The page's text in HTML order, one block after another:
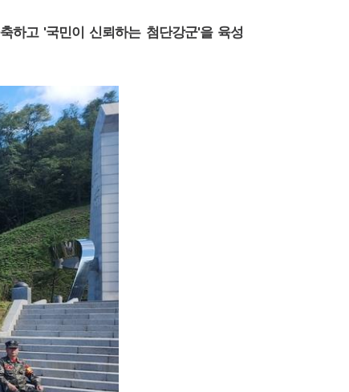
하고 '국민이 신뢰하는 첨단강군'을 육성